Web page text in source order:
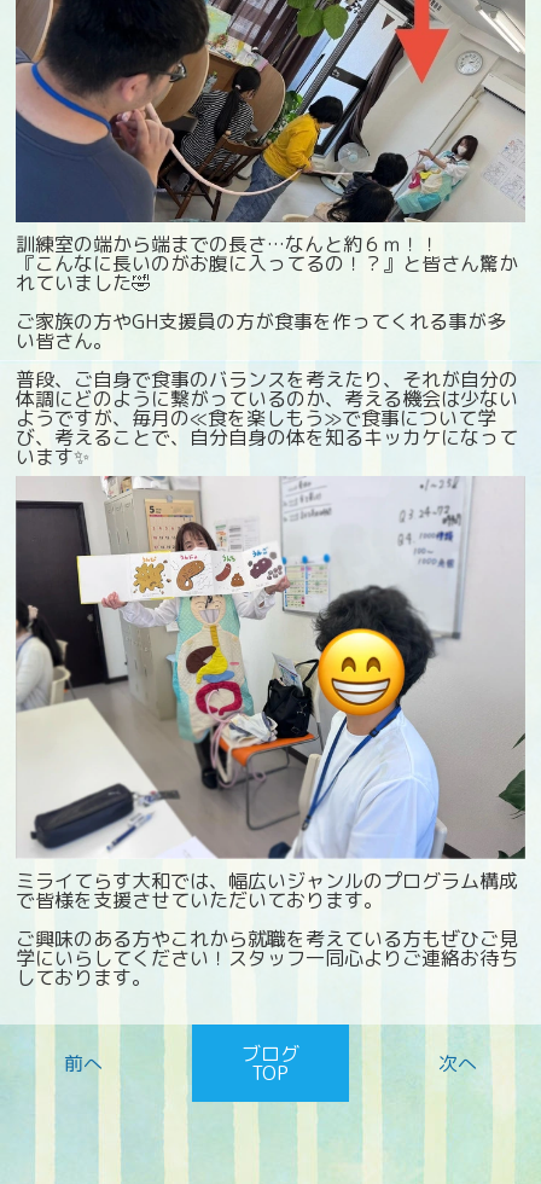
訓練室の端から端までの長さ…なんと約６ｍ！！
『こんなに長いのがお腹に入ってるの！？』と皆さん驚か
れていました🤣
ご家族の方やGH支援員の方が食事を作ってくれる事が多
い皆さん。
普段、ご自身で食事のバランスを考えたり、それが自分の
体調にどのように繋がっているのか、考える機会は少ない
ようですが、毎月の≪食を楽しもう≫で食事について学
び、考えることで、自分自身の体を知るキッカケになって
います✨
ミライてらす大和では、幅広いジャンルのプログラム構成
で皆様を支援させていただいております。
ご興味のある方やこれから就職を考えている方もぜひご見
学にいらしてください！スタッフ一同心よりご連絡お待ち
しております。
ブログ
TOP